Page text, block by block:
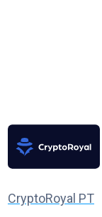
CryptoRoyal PT